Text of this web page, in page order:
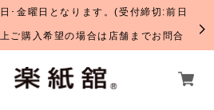
･金曜日となります。(受付締切:前日
ご購入希望の場合は店舗までお問合